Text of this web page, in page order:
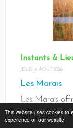
This website uses cookies to
experience on our website
faut les
Instants &
JEUDI 6 AOÛT 2026
Les Marais
Les Marais
les arbres et
Chenaux,